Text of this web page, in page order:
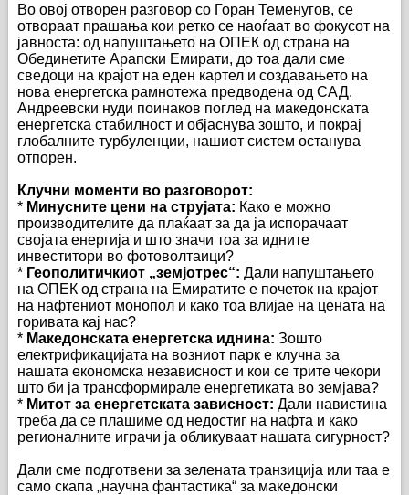
Во овој отворен разговор со Горан Теменугов, се
отвораат прашања кои ретко се наоѓаат во фокусот на
јавноста: од напуштањето на ОПЕК од страна на
Обединетите Арапски Емирати, до тоа дали сме
сведоци на крајот на еден картел и создавањето на
нова енергетска рамнотежа предводена од САД.
Андреевски нуди поинаков поглед на македонската
енергетска стабилност и објаснува зошто, и покрај
глобалните турбуленции, нашиот систем останува
отпорен.
Клучни моменти во разговорот:
* Минусните цени на струјата: Како е можно
производителите да плаќаат за да ја испорачаат
својата енергија и што значи тоа за идните
инвеститори во фотоволтаици?
* Геополитичкиот „земјотрес“: Дали напуштањето
на ОПЕК од страна на Емиратите е почеток на крајот
на нафтениот монопол и како тоа влијае на цената на
горивата кај нас?
* Македонската енергетска иднина: Зошто
електрификацијата на возниот парк е клучна за
нашата економска независност и кои се трите чекори
што би ја трансформирале енергетиката во земјава?
* Митот за енергетската зависност: Дали навистина
треба да се плашиме од недостиг на нафта и како
регионалните играчи ја обликуваат нашата сигурност?
Дали сме подготвени за зелената транзиција или таа е
само скапа „научна фантастика“ за македонски